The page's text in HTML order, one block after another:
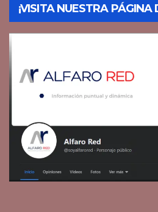
¡VISITA NUESTRA